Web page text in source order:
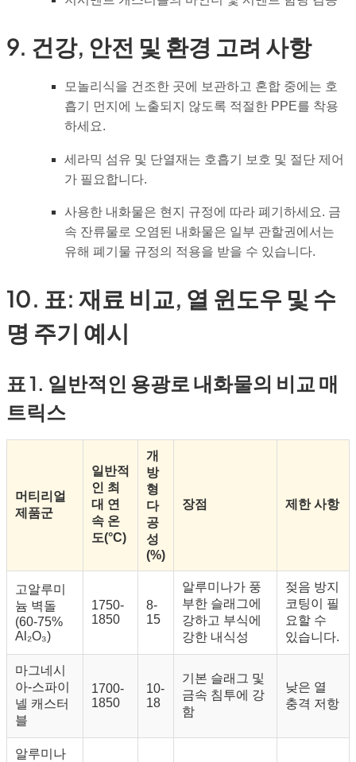
9. 건강, 안전 및 환경 고려 사항
모놀리식을 건조한 곳에 보관하고 혼합 중에는 호
흡기 먼지에 노출되지 않도록 적절한 PPE를 착용
하세요.
세라믹 섬유 및 단열재는 호흡기 보호 및 절단 제어
가 필요합니다.
사용한 내화물은 현지 규정에 따라 폐기하세요. 금
속 잔류물로 오염된 내화물은 일부 관할권에서는
유해 폐기물 규정의 적용을 받을 수 있습니다.
10. 표: 재료 비교, 열 윈도우 및 수
명 주기 예시
표 1. 일반적인 용광로 내화물의 비교 매
트릭스
머티리얼
제품군
일반적
인 최
대 연
속 온
도(°C)
개
방
형
다
공
성
(%)
장점 제한 사항
고알루미
늄 벽돌
(60-75%
Al₂O₃)
1750-
1850
8-
15
알루미나가 풍
부한 슬래그에
강하고 부식에
강한 내식성
젖음 방지
코팅이 필
요할 수
있습니다.
마그네시
아-스파이
넬 캐스터
블
1700-
1850
10-
18
기본 슬래그 및
금속 침투에 강
함
낮은 열
충격 저항
알루미나